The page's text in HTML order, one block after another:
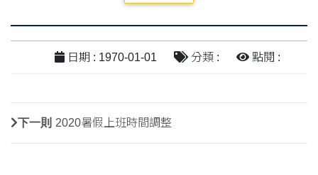
日期 : 1970-01-01 分類 : 點閱 :
下一則 2020暑假上班時間調整